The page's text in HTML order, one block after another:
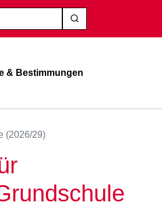
& Bestimmungen
(2026/29)